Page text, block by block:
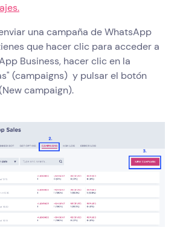
una campaña de WhatsApp
que hacer clic para acceder a
Business, hacer clic en la
(campaigns) y pulsar el botón
campaign).